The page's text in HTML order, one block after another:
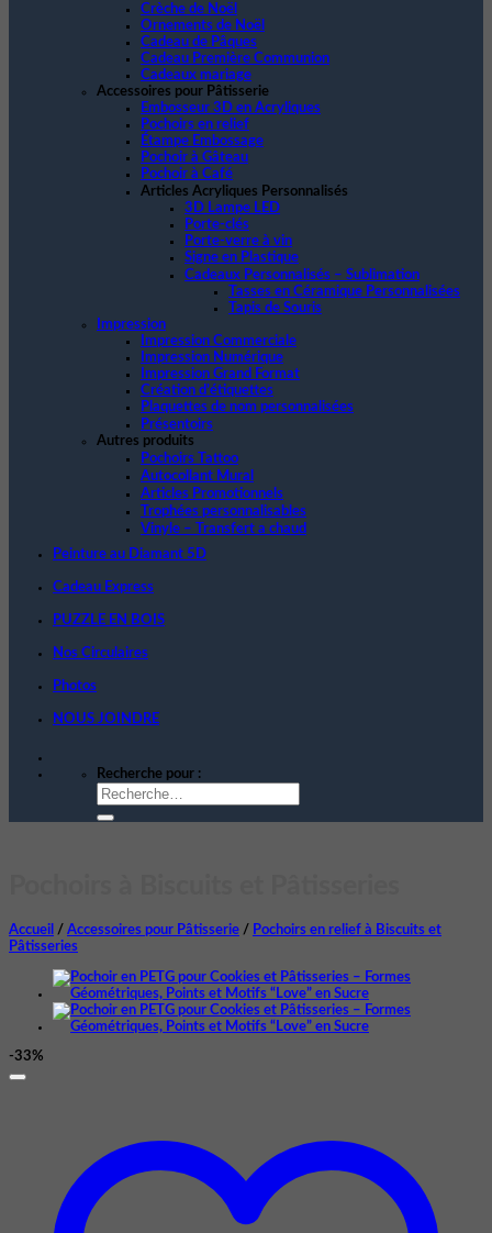
Crèche de Noël
Ornements de Noël
Cadeau de Pâques
Cadeau Première Communion
Cadeaux mariage
Accessoires pour Pâtisserie
Embosseur 3D en Acryliques
Pochoirs en relief
Étampe Embossage
Pochoir à Gâteau
Pochoir à Café
Articles Acryliques Personnalisés
3D Lampe LED
Porte-clés
Porte-verre à vin
Signe en Plastique
Cadeaux Personnalisés – Sublimation
Tasses en Céramique Personnalisées
Tapis de Souris
Impression
Impression Commerciale
Impression Numérique
Impression Grand Format
Création d’étiquettes
Plaquettes de nom personnalisées
Présentoirs
Autres produits
Pochoirs Tattoo
Autocollant Mural
Articles Promotionnels
Trophées personnalisables
Vinyle – Transfert a chaud
Peinture au Diamant 5D
Cadeau Express
PUZZLE EN BOIS
Nos Circulaires
Photos
NOUS JOINDRE
Recherche pour :
Accueil / Accessoires pour Pâtisserie / Pochoirs en relief à Biscuits et
Pâtisseries
-33%